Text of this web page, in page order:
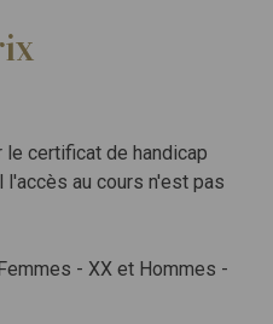
certificat de handicap
l'accès au cours n'est pas
- XX et Hommes -